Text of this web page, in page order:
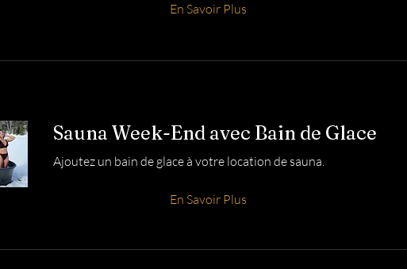
Sauna Week-End avec Bain de Glace
Ajoutez un bain de glace à votre location de sauna.
En Savoir Plus
En Savoir Plus